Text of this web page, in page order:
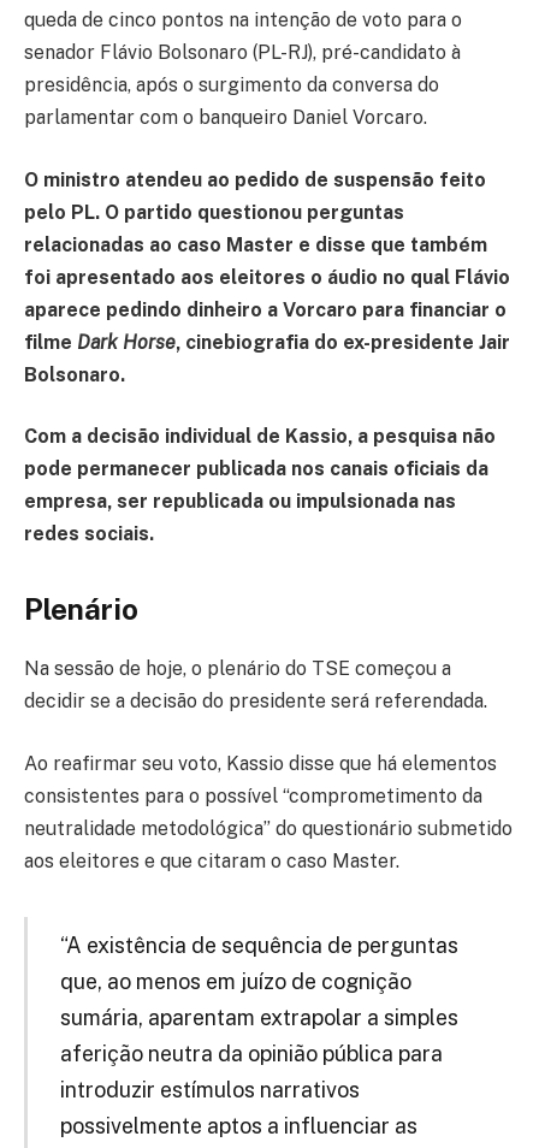
queda de cinco pontos na intenção de voto para o
senador Flávio Bolsonaro (PL-RJ), pré-candidato à
presidência, após o surgimento da conversa do
parlamentar com o banqueiro Daniel Vorcaro.
O ministro atendeu ao pedido de suspensão feito
pelo PL. O partido questionou perguntas
relacionadas ao caso Master e disse que também
foi apresentado aos eleitores o áudio no qual Flávio
aparece pedindo dinheiro a Vorcaro para financiar o
filme Dark Horse, cinebiografia do ex-presidente Jair
Bolsonaro.
Com a decisão individual de Kassio, a pesquisa não
pode permanecer publicada nos canais oficiais da
empresa, ser republicada ou impulsionada nas
redes sociais.
Plenário
Na sessão de hoje, o plenário do TSE começou a
decidir se a decisão do presidente será referendada.
Ao reafirmar seu voto, Kassio disse que há elementos
consistentes para o possível “comprometimento da
neutralidade metodológica” do questionário submetido
aos eleitores e que citaram o caso Master.
“A existência de sequência de perguntas
que, ao menos em juízo de cognição
sumária, aparentam extrapolar a simples
aferição neutra da opinião pública para
introduzir estímulos narrativos
possivelmente aptos a influenciar as